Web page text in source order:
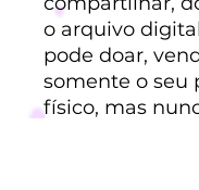
o arquivo
pode doar,
somente o seu
físico, mas